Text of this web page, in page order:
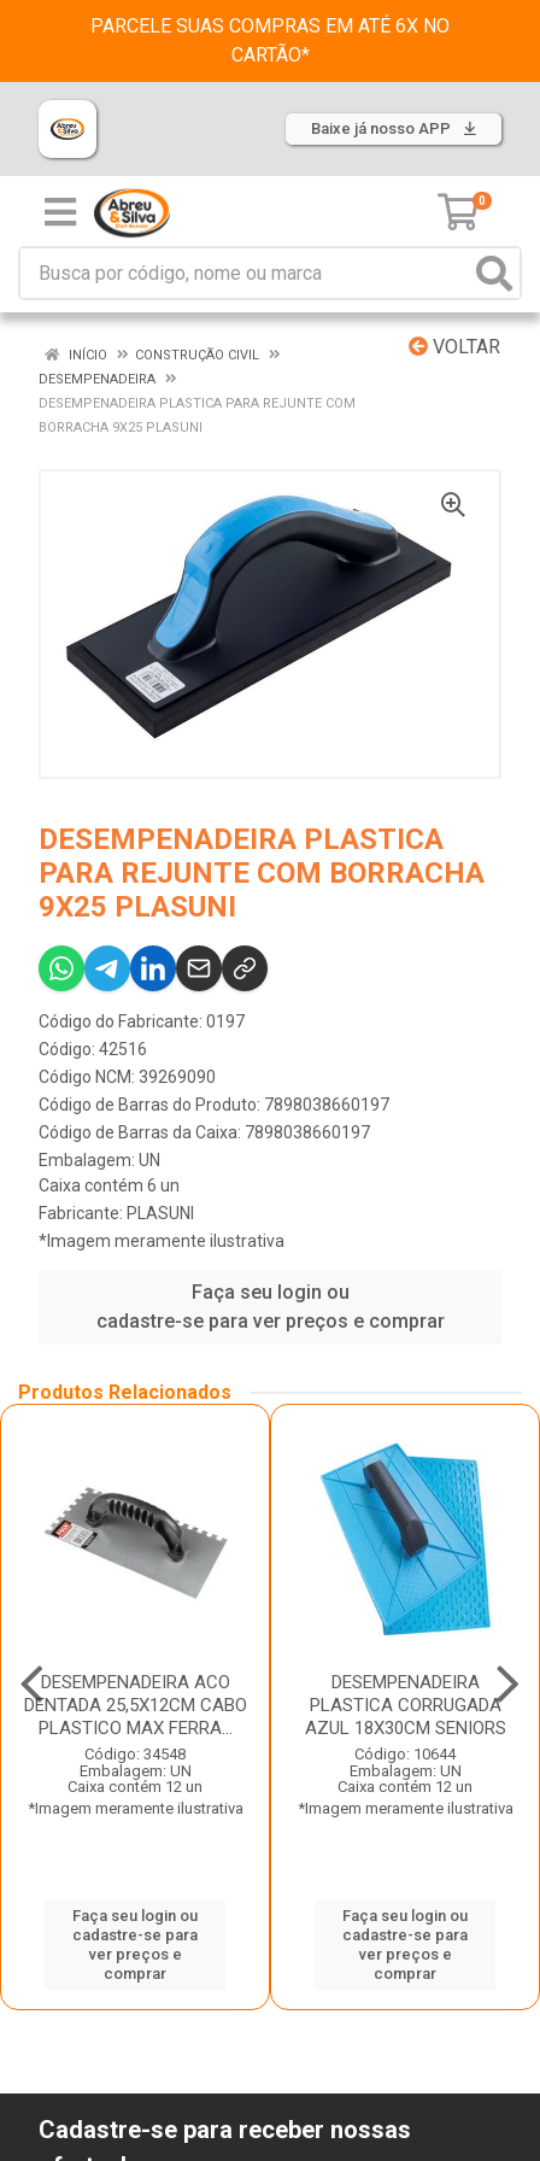
PARCELE SUAS COMPRAS EM ATÉ 6X NO
CARTÃO*
Baixe já nosso APP
0
VOLTAR
INÍCIO
CONSTRUÇÃO CIVIL
DESEMPENADEIRA
DESEMPENADEIRA PLASTICA PARA REJUNTE COM
BORRACHA 9X25 PLASUNI
DESEMPENADEIRA PLASTICA
PARA REJUNTE COM BORRACHA
9X25 PLASUNI
Código do Fabricante: 0197
Código: 42516
Código NCM: 39269090
Código de Barras do Produto: 7898038660197
Código de Barras da Caixa: 7898038660197
Embalagem: UN
Caixa contém 6 un
Fabricante: PLASUNI
*Imagem meramente ilustrativa
Faça seu login ou
cadastre-se para ver preços e comprar
Produtos Relacionados
DESEMPENADEIRA ACO
DENTADA 25,5X12CM CABO
PLASTICO MAX FERRA...
Código: 34548
Embalagem: UN
Caixa contém 12 un
*Imagem meramente ilustrativa
Faça seu login ou
cadastre-se para
ver preços e
comprar
DESEMPENADEIRA
PLASTICA CORRUGADA
AZUL 18X30CM SENIORS
Código: 10644
Embalagem: UN
Caixa contém 12 un
*Imagem meramente ilustrativa
Faça seu login ou
cadastre-se para
ver preços e
comprar
Cadastre-se para receber nossas